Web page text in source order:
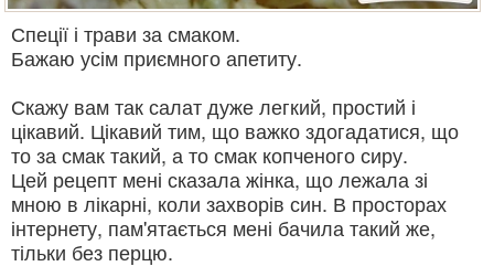
Спеції і трави за смаком.
Бажаю усім приємного апетиту.
Скажу вам таксалатдуже легкий, простий і
цікавий. Цікавий тим, що важко здогадатися, що
то за смак такий, а то смак копченого сиру.
Цей рецепт мені сказала жінка, що лежала зі
мною в лікарні, коли захворів син. В просторах
інтернету, пам'ятається мені бачила такий же,
тільки без перцю.